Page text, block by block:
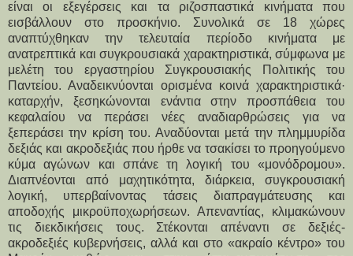
είναι οι εξεγέρσεις και τα ριζοσπαστικά κινήματα που
εισβάλλουν στο προσκήνιο. Συνολικά σε 18 χώρες
αναπτύχθηκαν την τελευταία περίοδο κινήματα με
ανατρεπτικά και συγκρουσιακά χαρακτηριστικά, σύμφωνα με
μελέτη του εργαστηρίου Συγκρουσιακής Πολιτικής του
Παντείου. Αναδεικνύονται ορισμένα κοινά χαρακτηριστικά·
καταρχήν, ξεσηκώνονται ενάντια στην προσπάθεια του
κεφαλαίου να περάσει νέες αναδιαρθρώσεις για να
ξεπεράσει την κρίση του. Αναδύονται μετά την πλημμυρίδα
δεξιάς και ακροδεξιάς που ήρθε να τσακίσει το προηγούμενο
κύμα αγώνων και σπάνε τη λογική του «μονόδρομου».
Διαπνέονται από μαχητικότητα, διάρκεια, συγκρουσιακή
λογική, υπερβαίνοντας τάσεις διαπραγμάτευσης και
αποδοχής μικροϋποχωρήσεων. Απεναντίας, κλιμακώνουν
τις διεκδικήσεις τους. Στέκονται απέναντι σε δεξιές-
ακροδεξιές κυβερνήσεις, αλλά και στο «ακραίο κέντρο» του